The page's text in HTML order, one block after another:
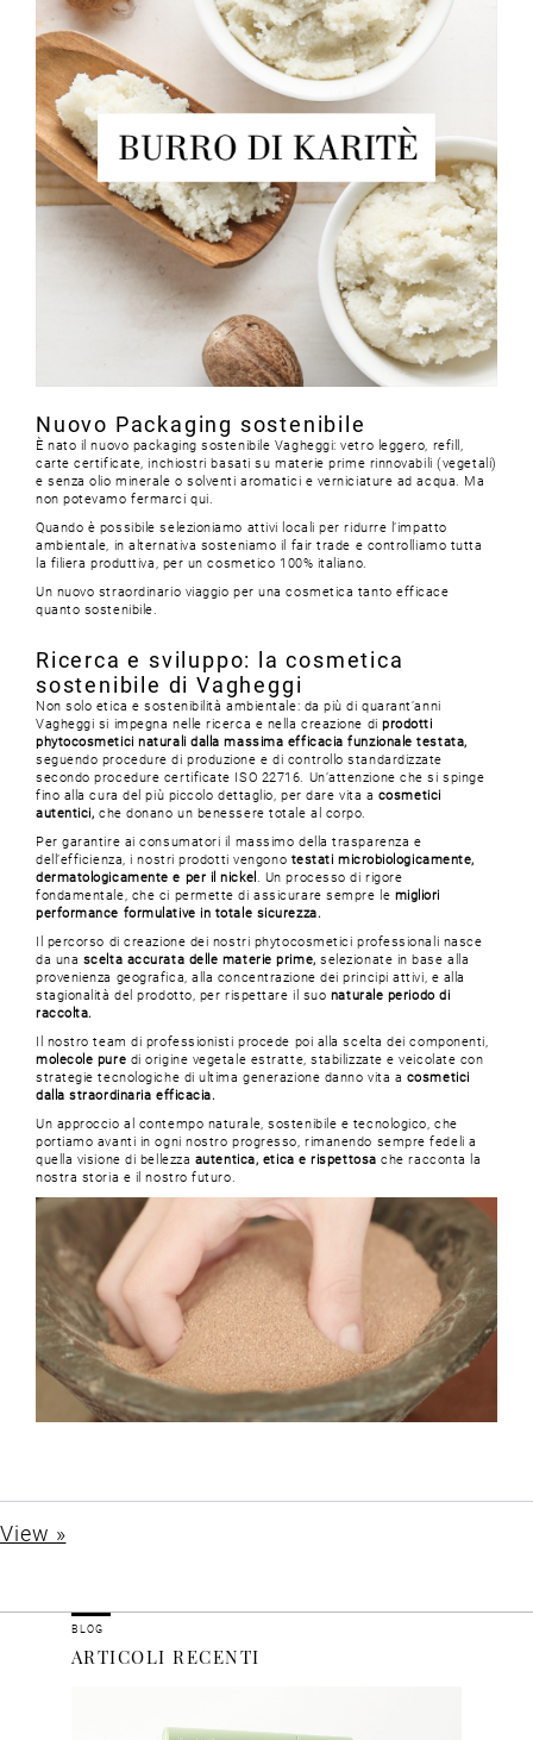
Nuovo Packaging sostenibile
È nato il nuovo packaging sostenibile Vagheggi: vetro leggero, refill,
carte certificate, inchiostri basati su materie prime rinnovabili (vegetali)
e senza olio minerale o solventi aromatici e verniciature ad acqua. Ma
non potevamo fermarci qui.
Quando è possibile selezioniamo attivi locali per ridurre l’impatto
ambientale, in alternativa sosteniamo il fair trade e controlliamo tutta
la filiera produttiva, per un cosmetico 100% italiano.
Un nuovo straordinario viaggio per una cosmetica tanto efficace
quanto sostenibile.
Ricerca e sviluppo: la cosmetica
sostenibile di Vagheggi
Non solo etica e sostenibilità ambientale: da più di quarant’anni
Vagheggi si impegna nelle ricerca e nella creazione diprodotti
phytocosmetici naturali dalla massima efficacia funzionale testata,
seguendo procedure di produzione e di controllo standardizzate
secondo procedure certificate ISO 22716. Un’attenzione che si spinge
fino alla cura del più piccolo dettaglio, per dare vita a cosmetici
autentici,che donano un benessere totale al corpo.
Per garantire ai consumatori il massimo della trasparenza e
dell’efficienza, i nostri prodotti vengono testati microbiologicamente,
dermatologicamente e per il nickel . Un processo di rigore
fondamentale, che ci permette di assicurare sempre le migliori
performance formulative in totale sicurezza.
Il percorso di creazione dei nostri phytocosmetici professionali nasce
da una scelta accurata delle materie prime, selezionate in base alla
provenienza geografica, alla concentrazione dei principi attivi, e alla
stagionalità del prodotto, per rispettare il suo naturale periodo di
raccolta.
Il nostro team di professionisti procede poi alla scelta dei componenti,
molecole pure di origine vegetale estratte, stabilizzate e veicolate con
strategie tecnologiche di ultima generazione danno vita a cosmetici
dalla straordinaria efficacia.
Un approccio al contempo naturale, sostenibile e tecnologico, che
portiamo avanti in ogni nostro progresso, rimanendo sempre fedeli a
quella visione di bellezza autentica, etica e rispettosa che racconta la
nostra storia e il nostro futuro.
View »
BLOG
ARTICOLI RECENTI